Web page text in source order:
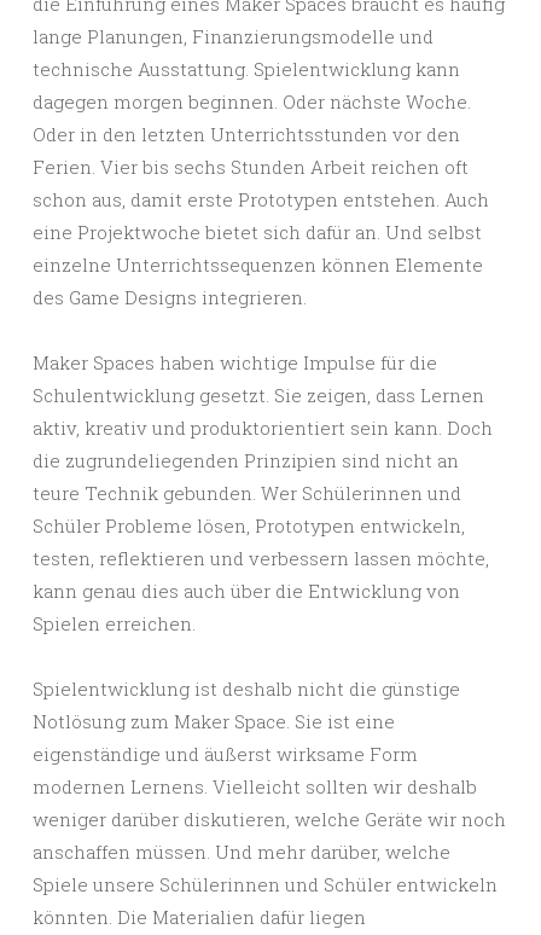
lange Planungen, Finanzierungsmodelle und
technische Ausstattung. Spielentwicklung kann
dagegen morgen beginnen. Oder nächste Woche.
Oder in den letzten Unterrichtsstunden vor den
Ferien. Vier bis sechs Stunden Arbeit reichen oft
schon aus, damit erste Prototypen entstehen. Auch
eine Projektwoche bietet sich dafür an. Und selbst
einzelne Unterrichtssequenzen können Elemente
des Game Designs integrieren.
Maker Spaces haben wichtige Impulse für die
Schulentwicklung gesetzt. Sie zeigen, dass Lernen
aktiv, kreativ und produktorientiert sein kann. Doch
die zugrundeliegenden Prinzipien sind nicht an
teure Technik gebunden. Wer Schülerinnen und
Schüler Probleme lösen, Prototypen entwickeln,
testen, reflektieren und verbessern lassen möchte,
kann genau dies auch über die Entwicklung von
Spielen erreichen.
Spielentwicklung ist deshalb nicht die günstige
Notlösung zum Maker Space. Sie ist eine
eigenständige und äußerst wirksame Form
modernen Lernens. Vielleicht sollten wir deshalb
weniger darüber diskutieren, welche Geräte wir noch
anschaffen müssen. Und mehr darüber, welche
Spiele unsere Schülerinnen und Schüler entwickeln
könnten. Die Materialien dafür liegen